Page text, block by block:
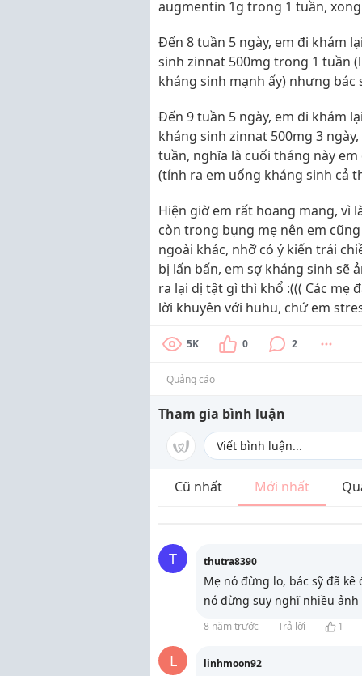
augmentin 1g trong 1 tuần,
Đến 8 tuần 5 ngày, em đi khám
sinh zinnat 500mg trong 1 tuần
kháng sinh mạnh ấy) nhưng
Đến 9 tuần 5 ngày, em đi khám
kháng sinh zinnat 500mg 3
tuần, nghĩa là cuối tháng này
(tính ra em uống kháng sinh cả
Hiện giờ em rất hoang mang, vì
còn trong bụng mẹ nên em
ngoài khác, nhỡ có ý kiến trái
bị lấn bấn, em sợ kháng sinh sẽ
ra lại dị tật gì thì khổ :((( Các mẹ
lời khuyên với huhu, chứ em
5K 0 2
Quảng cáo
Tham gia bình luận
Cũ nhất Mới nhất
T thutra8390
Mẹ nó đừng lo, bác sỹ đã
nó đừng suy nghĩ nhiều
8 năm trước Trả lời 1
L linhmoon92